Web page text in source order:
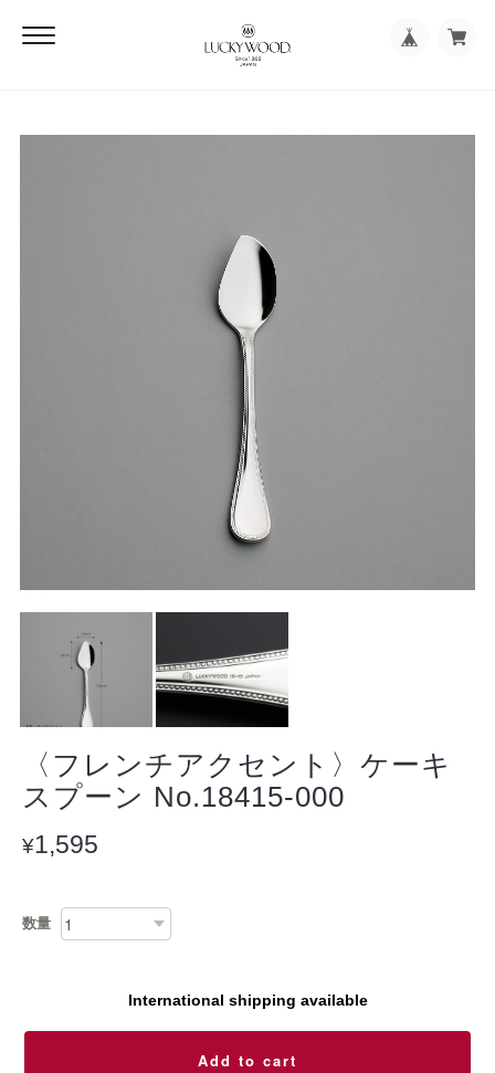
〈フレンチアクセント〉ケーキ
スプーン No.18415-000
¥1,595
数量
International shipping available
Add to cart